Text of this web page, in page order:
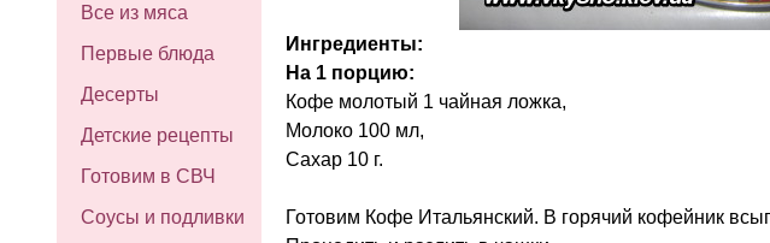
Все из мяса
Первые блюда
Десерты
Детские рецепты
Готовим в СВЧ
Соусы и подливки
Ингредиенты:
На 1 порцию:
Кофе молотый 1 чайная ложка,
Молоко 100 мл,
Сахар 10 г.
Готовим Кофе Итальянский. В горячий кофейник